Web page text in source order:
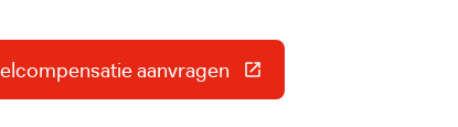
aanvragen
(Deze link gaat naar een externe website)